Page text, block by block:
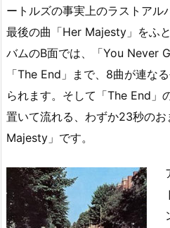
ートルズの事実上のラストアル
最後の曲「Her Majesty」をふ
バムのB面では、「You Never
「The End」まで、8曲が連な
られます。そして「The End」
置いて流れる、わずか23秒のお
Majesty」です。